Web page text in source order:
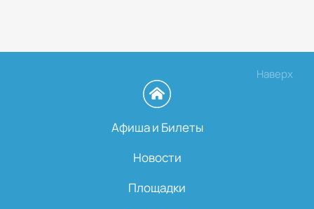
Наверх
Афиша и Билеты
Новости
Площадки